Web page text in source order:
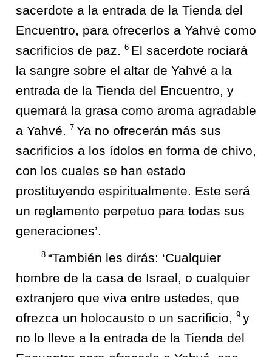
sacerdote a la entrada de la Tienda del
Encuentro, para ofrecerlos a Yahvé como
sacrificios de paz. 6 El sacerdote rociará
la sangre sobre el altar de Yahvé a la
entrada de la Tienda del Encuentro, y
quemará la grasa como aroma agradable
a Yahvé.
7 Ya no ofrecerán más sus
sacrificios a los ídolos en forma de chivo,
con los cuales se han estado
prostituyendo espiritualmente. Este será
un reglamento perpetuo para todas sus
generaciones’.
8 “También les dirás: ‘Cualquier
hombre de la casa de Israel, o cualquier
extranjero que viva entre ustedes, que
ofrezca un holocausto o un sacrificio, 9 y
no lo lleve a la entrada de la Tienda del